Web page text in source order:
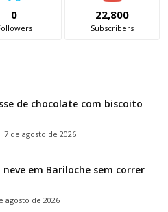
0 22,800
Subscribers
de chocolate com biscoito
7 de agosto de 2026
em Bariloche sem correr
agosto de 2026